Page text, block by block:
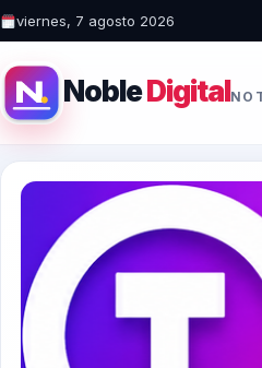
viernes, 7 agosto 2026
NobleDigital